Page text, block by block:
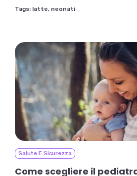
Tags: latte, neonati
Salute E Sicurezza
Come scegliere il